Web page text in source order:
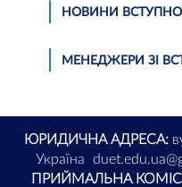
НОВИНИ ВСТУПНОЇ
МЕНЕДЖЕРИ ЗІ
ЮРИДИЧНА АДРЕСА:
Україна
ПРИЙМАЛЬНА